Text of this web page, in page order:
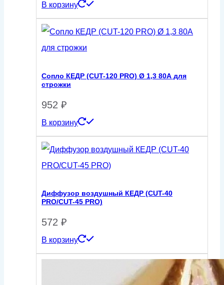
В корзину
Сопло КЕДР (CUT-120 PRO) Ø 1,3 80А для
строжки
952 ₽
В корзину
Диффузор воздушный КЕДР (CUT-40
PRO/CUT-45 PRO)
572 ₽
В корзину